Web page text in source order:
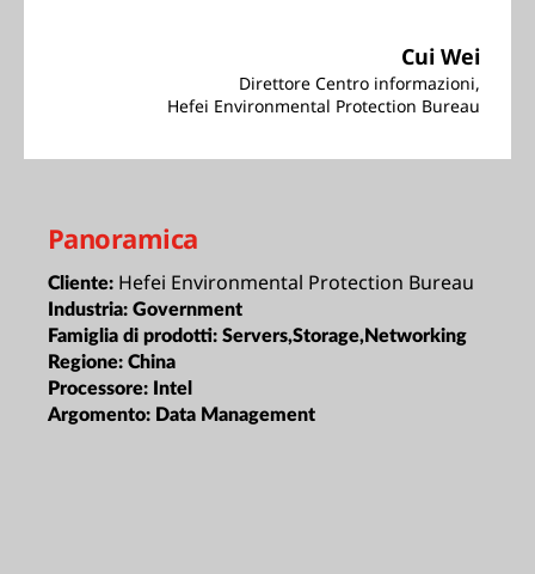
Cui Wei
Direttore Centro informazioni,
Hefei Environmental Protection Bureau
Panoramica
Cliente: Hefei Environmental Protection Bureau
Industria: Government
Famiglia di prodotti: Servers,Storage,Networking
Regione: China
Processore: Intel
Argomento: Data Management